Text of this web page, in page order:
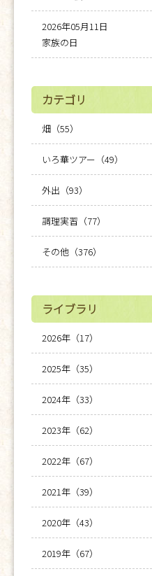
2026年05月11日
家族の日
カテゴリ
畑（55）
いろ華ツアー（49）
外出（93）
調理実習（77）
その他（376）
ライブラリ
2026年（17）
2025年（35）
2024年（33）
2023年（62）
2022年（67）
2021年（39）
2020年（43）
2019年（67）